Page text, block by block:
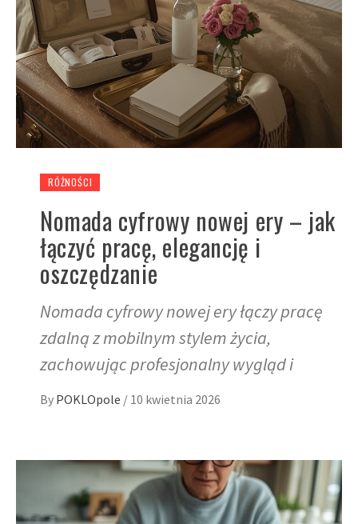
RÓŻNOŚCI
Nomada cyfrowy nowej ery – jak
łączyć pracę, elegancję i
oszczędzanie
Nomada cyfrowy nowej ery łączy pracę
zdalną z mobilnym stylem życia,
zachowując profesjonalny wygląd i
By POKLOpole / 10 kwietnia 2026